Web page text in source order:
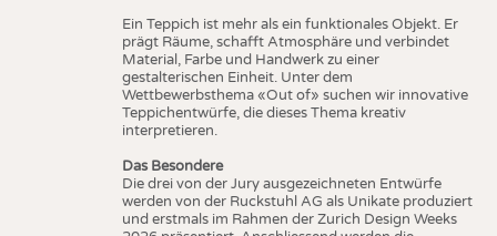
Ein Teppich ist mehr als ein funktionales Objekt. Er
prägt Räume, schafft Atmosphäre und verbindet
Material, Farbe und Handwerk zu einer
gestalterischen Einheit. Unter dem
Wettbewerbsthema «Out of» suchen wir innovative
Teppichentwürfe, die dieses Thema kreativ
interpretieren.
Das Besondere
Die drei von der Jury ausgezeichneten Entwürfe
werden von der Ruckstuhl AG als Unikate produziert
und erstmals im Rahmen der Zurich Design Weeks